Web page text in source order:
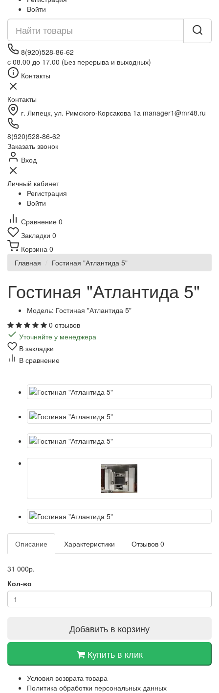
Войти
8(920)528-86-62
c 08.00 до 17.00 (Без перерыва и выходных)
Контакты
Контакты
г. Липецк, ул. Римского-Корсакова 1а manager1@mr48.ru
8(920)528-86-62
Заказать звонок
Вход
Личный кабинет
Регистрация
Войти
Сравнение 0
Закладки 0
Корзина 0
Главная
Гостиная "Атлантида 5"
Гостиная "Атлантида 5"
Модель: Гостиная "Атлантида 5"
0 отзывов
Уточняйте у менеджера
В закладки
В сравнение
Описание Характеристики Отзывов 0
31 000р.
Кол-во
Добавить в корзину
Купить в клик
Условия возврата товара
Политика обработки персональных данных